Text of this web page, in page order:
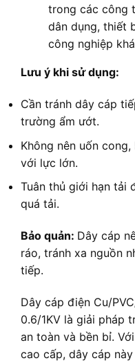
trong các công
dân dụng, thiết
công nghiệp
Lưu ý khi sử dụng:
Cần tránh dây cáp
trường ẩm ướt.
Không nên uốn
với lực lớn.
Tuân thủ giới hạn tải
quá tải.
Bảo quản: Dây cáp
ráo, tránh xa nguồn
tiếp.
Dây cáp điện Cu/
0.6/1KV là giải pháp
an toàn và bền bỉ.
cao cấp, dây cáp